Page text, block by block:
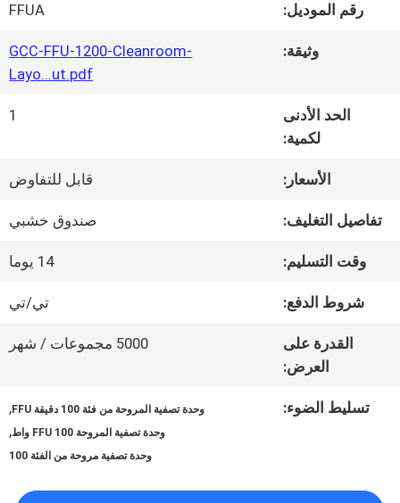
جولة
المصنع
مراقبة
الجودة
رقم الموديل: FFUA
وثيقة:
GCC-FFU-1200-Cleanroom-
Layo...ut.pdf
الحد الأدنى
لكمية:
1
الأسعار: قابل للتفاوض
تفاصيل التغليف: صندوق خشبي
وقت التسليم: 14 يوما
شروط الدفع: تي/تي
القدرة على
العرض:
5000 مجموعات / شهر
تسليط الضوء: وحدة تصفية المروحة من فئة 100 دقيقة FFU ,
وحدة تصفية المروحة FFU 100 واط ,
وحدة تصفية مروحة من الفئة 100